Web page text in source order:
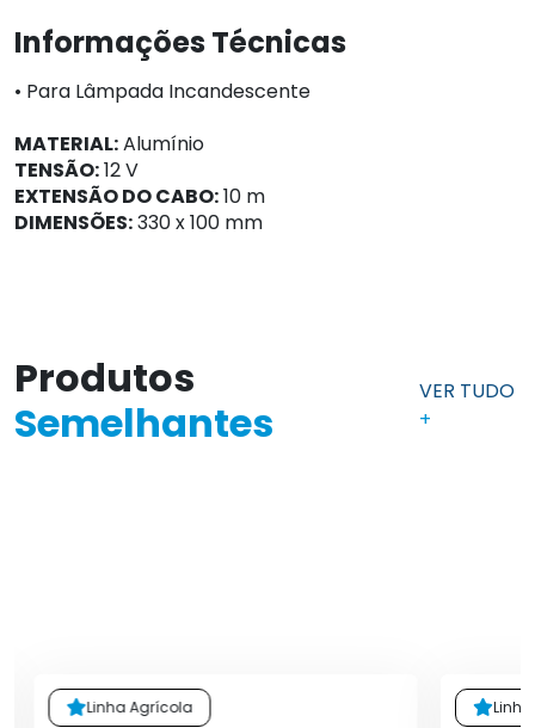
Informações Técnicas
• Para Lâmpada Incandescente
MATERIAL:Alumínio
TENSÃO:12 V
EXTENSÃO DO CABO:10 m
DIMENSÕES:330 x 100 mm
Produtos
Semelhantes
VER TUDO
+
Linha Agrícola